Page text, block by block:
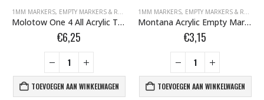
1MM MARKERS, EMPTY MARKERS & REFILLS ,LEGE MARKERS + REFILLS + TIPS
Molotow One 4 All Acrylic Twin empty Marker 1,5 – 4 mm TI509060
€6,25
TOEVOEGEN AAN WINKELWAGEN
1MM MARKERS, EMPTY MARKERS & REFILLS
Montana Acrylic Empty Marker 1.0 mm 324734.1
€3,15
TOEVOEGEN AAN WINKELWAGEN